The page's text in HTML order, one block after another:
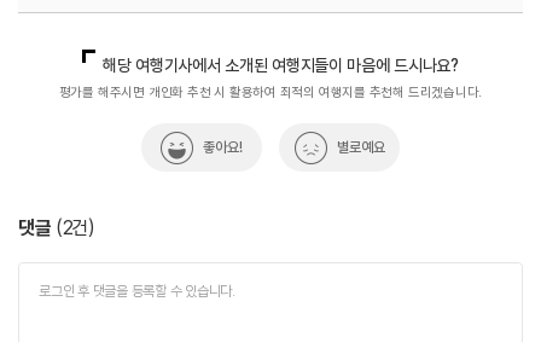
해당 여행기사에서 소개된 여행지들이 마음에 드시나요?
평가를 해주시면 개인화 추천 시 활용하여 최적의 여행지를 추천해 드리겠습니다.
좋아요! 별로예요
댓글 (2건)